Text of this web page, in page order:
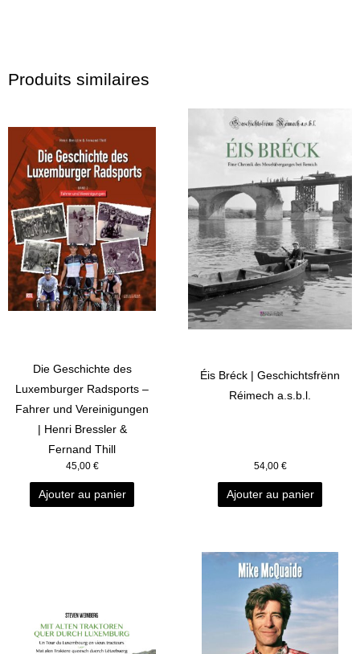
Produits similaires
Die Geschichte des
Luxemburger Radsports –
Fahrer und Vereinigungen
| Henri Bressler &
Fernand Thill
45,00 €
Ajouter au panier
Éis Bréck | Geschichtsfrënn
Réimech a.s.b.l.
54,00 €
Ajouter au panier